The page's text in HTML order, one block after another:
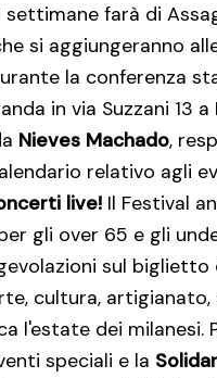
farà di
si aggiungeranno
la conferenza
in via Suzzani 13 a
Nieves Machado,
relativo agli
live! Il Festival
gli over 65 e gli
sul biglietto
cultura, artigianato,
l'estate dei milanesi.
speciali e la